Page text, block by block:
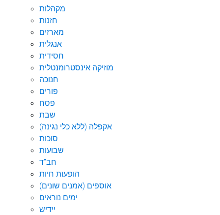
מקהלות
חזנות
מארזים
אנגלית
חסידית
מוזיקה אינסטרומנטלית
חנוכה
פורים
פסח
שבת
אקפלה (ללא כלי נגינה)
סוכות
שבועות
חב"ד
הופעות חיות
אוספים (אמנים שונים)
ימים נוראים
יידיש